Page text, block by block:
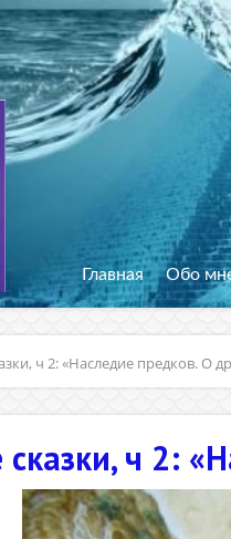
Главная Обо
ч 2: «Наследие предков. О
сказки, ч 2: